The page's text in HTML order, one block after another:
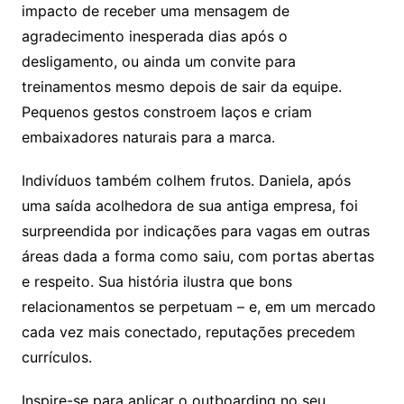
impacto de receber uma mensagem de
agradecimento inesperada dias após o
desligamento, ou ainda um convite para
treinamentos mesmo depois de sair da equipe.
Pequenos gestos constroem laços e criam
embaixadores naturais para a marca.
Indivíduos também colhem frutos. Daniela, após
uma saída acolhedora de sua antiga empresa, foi
surpreendida por indicações para vagas em outras
áreas dada a forma como saiu, com portas abertas
e respeito. Sua história ilustra que bons
relacionamentos se perpetuam – e, em um mercado
cada vez mais conectado, reputações precedem
currículos.